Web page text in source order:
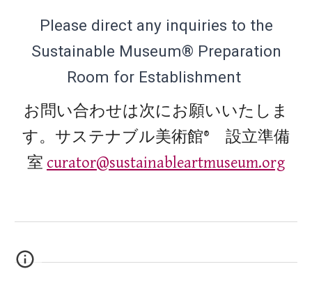
Please direct any inquiries to the
Sustainable Museum® Preparation
Room for Establishment
お問い合わせは次にお願いいたしま
す。サステナブル美術館® 設立準備
室 curator@sustainableartmuseum.org